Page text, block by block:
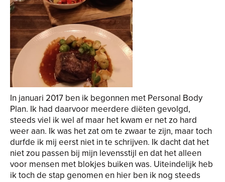
In januari 2017 ben ik begonnen met Personal Body
Plan. Ik had daarvoor meerdere diëten gevolgd,
steeds viel ik wel af maar het kwam er net zo hard
weer aan. Ik was het zat om te zwaar te zijn, maar toch
durfde ik mij eerst niet in te schrijven. Ik dacht dat het
niet zou passen bij mijn levensstijl en dat het alleen
voor mensen met blokjes buiken was. Uiteindelijk heb
ik toch de stap genomen en hier ben ik nog steeds